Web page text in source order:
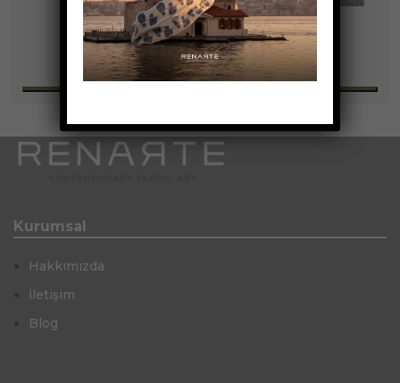
+9
Kurumsal
Hakkımızda
İletişim
Blog